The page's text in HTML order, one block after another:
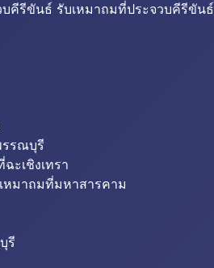
คีรีขันธ์ รับเหมาถมที่ประจวบคีรีขันธ์
รรณบุรี
ะเชิงเทรา
หมาถมที่มหาสารคาม
รี